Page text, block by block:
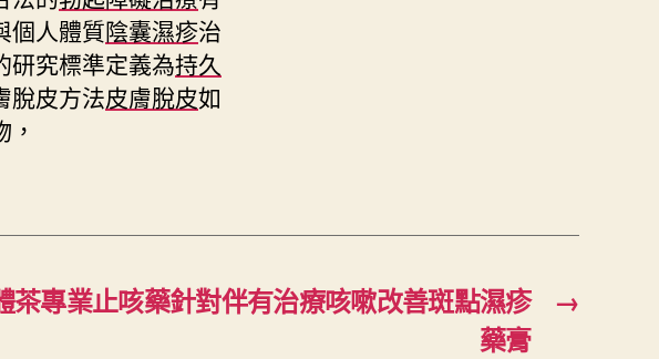
個人體質陰囊濕疹治
研究標準定義為持久
脫皮方法皮膚脫皮如
→
茶專業止咳藥針對伴有治療咳嗽改善斑點濕疹
藥膏